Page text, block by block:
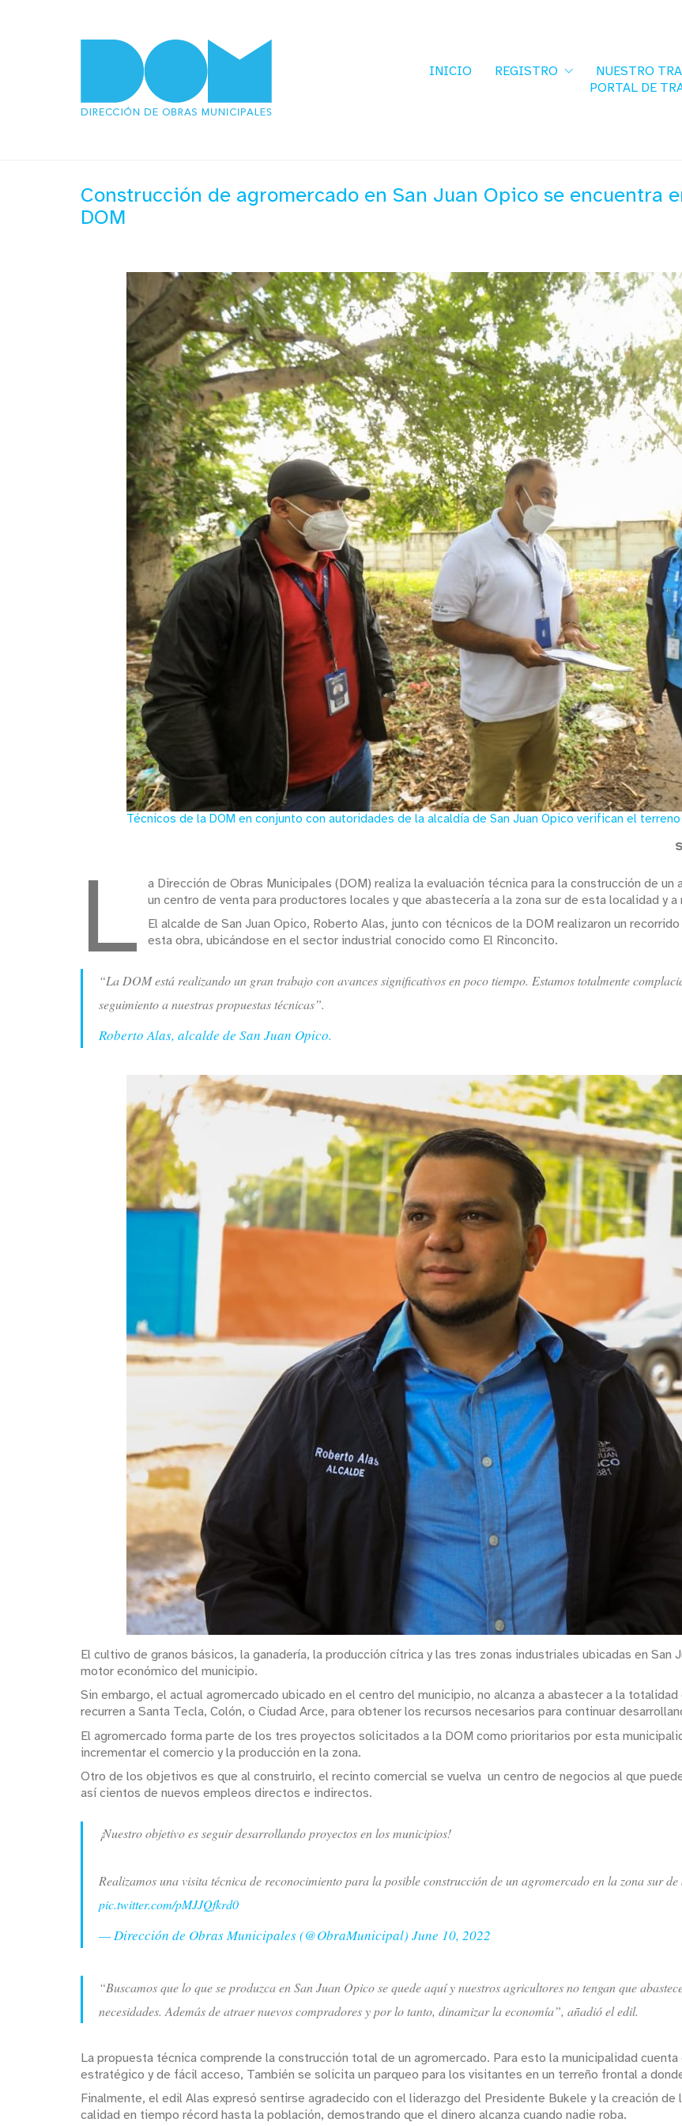
INICIO REGISTRO NUESTRO
PORTAL DE
Construcción de agromercado en San Juan Opico se encuentra
DOM
Técnicos de la DOM en conjunto con autoridades de la alcaldía de San Juan Opico verifican el
L
a Dirección de Obras Municipales (DOM) realiza la evaluación técnica para la construcción de
un centro de venta para productores locales y que abastecería a la zona sur de esta localidad y
El alcalde de San Juan Opico, Roberto Alas, junto con técnicos de la DOM realizaron un
esta obra, ubicándose en el sector industrial conocido como El Rinconcito.
“La DOM está realizando un gran trabajo con avances significativos en poco tiempo. Estamos totalmente
seguimiento a nuestras propuestas técnicas”.
Roberto Alas, alcalde de San Juan Opico.
El cultivo de granos básicos, la ganadería, la producción cítrica y las tres zonas industriales ubicadas en
motor económico del municipio.
Sin embargo, el actual agromercado ubicado en el centro del municipio, no alcanza a abastecer a la
recurren a Santa Tecla, Colón, o Ciudad Arce, para obtener los recursos necesarios para continuar
El agromercado forma parte de los tres proyectos solicitados a la DOM como prioritarios por esta
incrementar el comercio y la producción en la zona.
Otro de los objetivos es que al construirlo, el recinto comercial se vuelva un centro de negocios al que
así cientos de nuevos empleos directos e indirectos.
¡Nuestro objetivo es seguir desarrollando proyectos en los municipios!
Realizamos una visita técnica de reconocimiento para la posible construcción de un agromercado en la zona sur de
pic.twitter.com/pMJJQfkrd0
— Dirección de Obras Municipales (@ObraMunicipal) June 10, 2022
“Buscamos que lo que se produzca en San Juan Opico se quede aquí y nuestros agricultores no tengan que
necesidades. Además de atraer nuevos compradores y por lo tanto, dinamizar la economía”, añadió el edil.
La propuesta técnica comprende la construcción total de un agromercado. Para esto la municipalidad
estratégico y de fácil acceso, También se solicita un parqueo para los visitantes en un terreño frontal a
Finalmente, el edil Alas expresó sentirse agradecido con el liderazgo del Presidente Bukele y la creación de
calidad en tiempo récord hasta la población, demostrando que el dinero alcanza cuando nadie roba.